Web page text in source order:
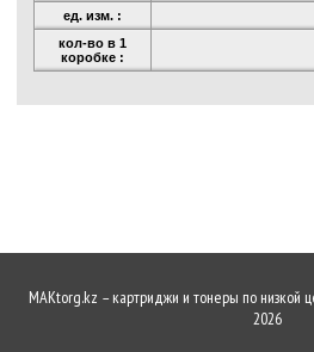
ед. изм. :
кол-во в 1
коробке :
MAKtorg.kz – картриджи и тонеры по низкой
2026